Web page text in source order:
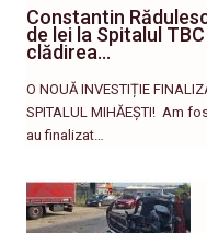
Constantin
de lei la Spitalul
clădirea…
O NOUĂ INVESTIȚIE
SPITALUL MIHĂEȘTI! ​ Am
au finalizat…